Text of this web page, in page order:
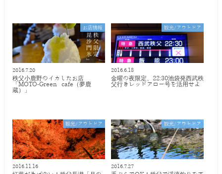
お店情報
2016.7.20
秩父小鹿野のイカしたお店
「MOTO-Green cafe（夢鹿
蔵）」
観光/アウトドア
2016.6.18
金曜の夜限定、22:30池袋発西武秩
父行きレッドアロー号を活用せよ
観光/アウトドア
2016.11.16
観光/アウトドア
2016.7.27